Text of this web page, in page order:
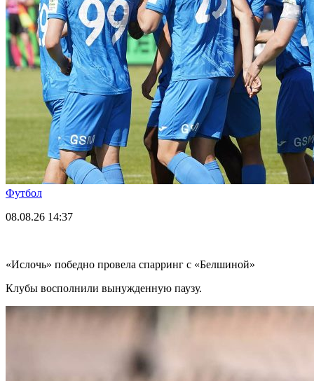
Футбол
08.08.26 14:37
«Ислочь» победно провела спарринг с «Белшиной»
Клубы восполнили вынужденную паузу.